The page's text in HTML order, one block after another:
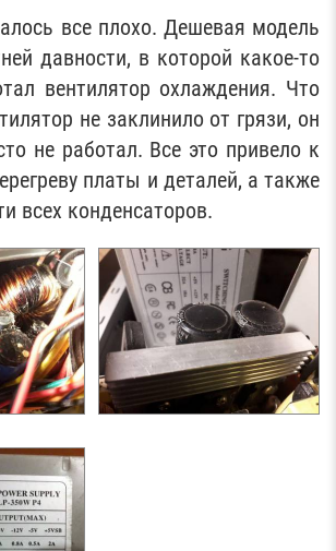
все плохо. Дешевая модель
давности, в которой какое-то
вентилятор охлаждения. Что
не заклинило от грязи, он
не работал. Все это привело к
платы и деталей, а также
всех конденсаторов.